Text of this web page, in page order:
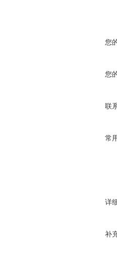
您
您
联
常
详
补